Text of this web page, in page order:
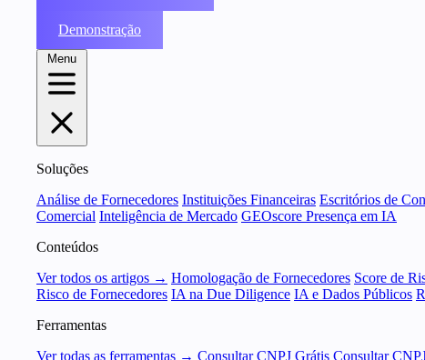
Demonstração
Menu
Soluções
Análise de Fornecedores Instituições Financeiras Escritórios de
Comercial Inteligência de Mercado GEOscore Presença em IA
Conteúdos
Ver todos os artigos → Homologação de Fornecedores Score de
Risco de Fornecedores IA na Due Diligence IA e Dados Públicos
Ferramentas
Ver todas as ferramentas → Consultar CNPJ Grátis Consultar